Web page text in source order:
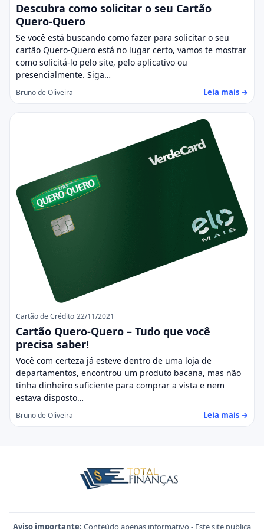
Descubra como solicitar o seu Cartão
Quero-Quero
Se você está buscando como fazer para solicitar o seu
cartão Quero-Quero está no lugar certo, vamos te mostrar
como solicitá-lo pelo site, pelo aplicativo ou
presencialmente. Siga…
Bruno de Oliveira Leia mais →
Cartão de Crédito 22/11/2021
Cartão Quero-Quero – Tudo que você
precisa saber!
Você com certeza já esteve dentro de uma loja de
departamentos, encontrou um produto bacana, mas não
tinha dinheiro suficiente para comprar a vista e nem
estava disposto…
Bruno de Oliveira Leia mais →
Aviso importante: Conteúdo apenas informativo - Este site publica